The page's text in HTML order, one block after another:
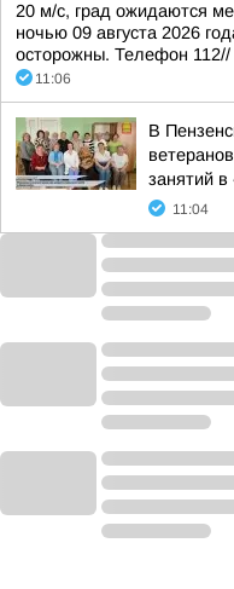
20 м/с, град ожидаются
ночью 09 августа 2026
осторожны. Телефон 112//
11:06
В
занятий
11:04